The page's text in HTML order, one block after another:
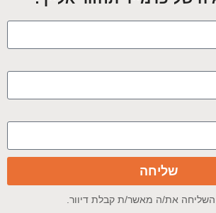
שליחה
את/ה מאשר/ת קבלת דיוור.